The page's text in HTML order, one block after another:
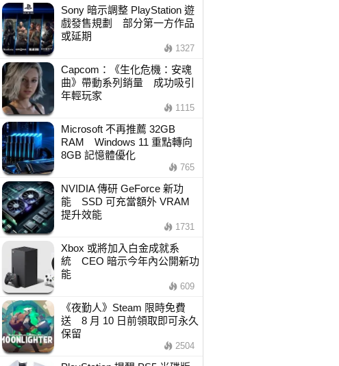
Sony 暗示調整 PlayStation 遊
戲發售規劃 部分第一方作品
或延期
1327
Capcom：《生化危機：安魂
曲》帶動系列銷量 成功吸引
年輕玩家
1115
Microsoft 不再推薦 32GB
RAM Windows 11 重點轉向
8GB 記憶體優化
765
NVIDIA 傳研 GeForce 新功
能 SSD 可充當額外 VRAM
提升效能
1731
Xbox 或將加入白金成就系
統 CEO 暗示今年內公開新功
能
609
《夜勤人》Steam 限時免費
送 8 月 10 日前領取即可永久
保留
2504